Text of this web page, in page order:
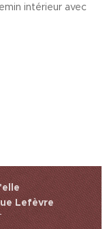
intérieur avec
Lefèvre